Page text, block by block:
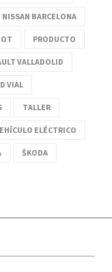
NISSAN BARCELONA
PRODUCTO
VALLADOLID
VIAL
TALLER
ELÉCTRICO
ŠKODA